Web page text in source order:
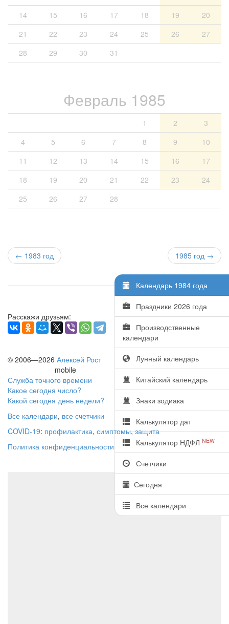
14
15 16 17 18 19
20
21
22 23 24 25 26
27
28
29 30 31
Февраль 1985
1 2
3
4
5 6 7 8 9
10
11
12 13 14 15 16
17
18
19 20 21 22 23
24
25
26 27 28
← 1983 год 1985 год →
Календарь 1984 года
Праздники 2026 года
Производственные
календари
Лунный календарь
Китайский календарь
Знаки зодиака
Калькулятор дат
Калькулятор НДФЛ NEW
Счетчики
Сегодня
Все календари
Расскажи друзьям:
© 2006—2026 Алексей Рост
mobile
Служба точного времени
Какое сегодня число?
Какой сегодня день недели?
Все календари, все счетчики
COVID-19: профилактика, симптомы,защита
Политика конфиденциальности